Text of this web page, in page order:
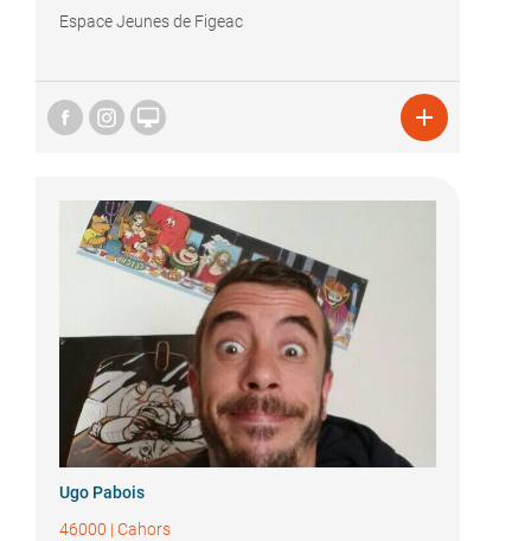
Espace Jeunes de Figeac
 
Ugo Pabois
46000 | Cahors